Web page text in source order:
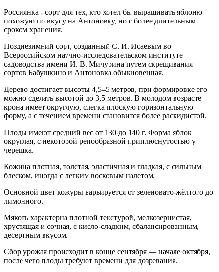
Россиянка - сорт для тех, кто хотел бы выращивать яблоню
похожую по вкусу на Антоновку, но с более длительным
сроком хранения.
Позднезимний сорт, созданный С. И. Исаевым во
Всероссийском научно-исследовательском институте
садоводства имени И. В. Мичурина путем скрещивания
сортов Бабушкино и Антоновка обыкновенная.
Дерево достигает высоты 4,5–5 метров, при формировке его
можно сделать высотой до 3,5 метров. В молодом возрасте
крона имеет округлую, слегка плоскую горизонтальную
форму, а с течением времени становится более раскидистой.
Плоды имеют средний вес от 130 до 140 г. Форма яблок
округлая, с некоторой репообразной приплюснутостью у
черешка.
Кожица плотная, толстая, эластичная и гладкая, с сильным
блеском, иногда с легким восковым налетом.
Основной цвет кожуры варьируется от зеленовато-жёлтого до
лимонного.
Мякоть характерна плотной текстурой, мелкозернистая,
хрустящая и сочная, с кисло-сладким, сбалансированным,
десертным вкусом.
Сбор урожая происходит в конце сентября — начале октября,
после чего плоды требуют времени для дозревания.